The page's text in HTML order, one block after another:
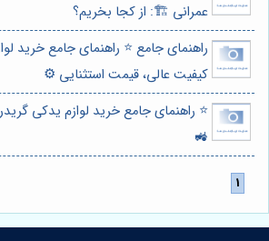
عمرانی 🏗️: از کجا بخریم؟
راهنمای جامع ⭐️ راهنمای جامع خرید
کیفیت عالی، قیمت استثنایی ⚙️
⭐️ راهنمای جامع خرید لوازم یدکی
🚜